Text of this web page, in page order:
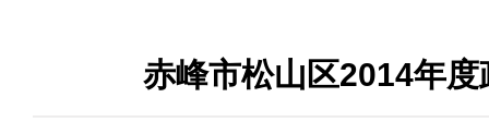
赤峰市松山区2014年